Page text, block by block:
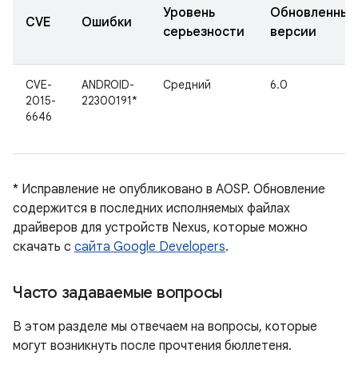
CVE Ошибки
Уровень
серьезности
Обновленные
версии
CVE-
2015-
6646
ANDROID-
22300191*
Средний 6.0
* Исправление не опубликовано в AOSP. Обновление
содержится в последних исполняемых файлах
драйверов для устройств Nexus, которые можно
скачать с сайта Google Developers.
Часто задаваемые вопросы
В этом разделе мы отвечаем на вопросы, которые
могут возникнуть после прочтения бюллетеня.